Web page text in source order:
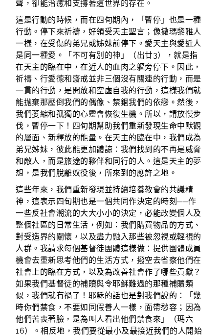
聲，卻能治癒和支撐著這世界的存在。
這是行動的時候，而在四旬期內，「暫停」也是一種
行動。停下來祈禱，好領受天主聖言；像撒瑪黎雅人
一樣，在受傷的弟兄或姊妹前停下。愛天主與愛近人
是同一種愛。「不可有別的神」（出廿3），就是指
在天主的臨在中，在近人的血肉之軀旁停下。因此，
祈禱、行愛德和齋戒並非三個沒有關連的行動，而是
一貫的行動，是開放和空虛自我的行動，這樣我們就
能抛棄那壓倒我們的偶像、禁錮我們的依戀。然後，
我們萎縮和孤獨的心靈會恢復生機。所以，請放慢步
伐，暫停一下！四旬期幫助我們重新發現生命中默觀
的層面、新釋放的能量。在天主的臨在中，我們成為
弟兄姊妹，彼此能更加體諒：我們找到的不再是威脅
和敵人，而是旅途的夥伴和同行的人。這是天主的夢
想，是我們脫離奴役後，所來到的應許之地。
這些年來，我們重新發現並持續培養教會的共議精
神，這表示四旬期也是一個共同作決定的時刻──作
一些反社會潮流的大大小小的決定，必能改變個人及
整個社區的日常生活，例如：我們購買物品的方式、
對受造界的關懷，以及盡力融入那些被忽視或輕視的
人群。我請求每個基督徒團體這樣做：提供團體成員
機會去重新思考他們的生活方式，撥空去省察他們在
社會上的臨在方式，以及為改善社會作了哪些貢獻？
如果我們基督徒的補贖與令耶穌難過的那種補贖類
似，我們就有禍了！耶穌的話也是對我們說的：「幾
時你們禁食，不要如同假善人一樣，面帶愁容；因為
他們苦喪著臉，是為叫人看出他們禁食來」（瑪六
16）。相反地，我們要從最小及最接近我們的人開始